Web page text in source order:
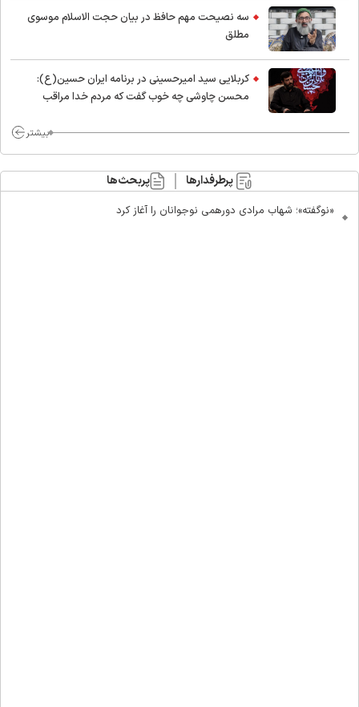
سه نصیحت مهم حافظ در بیان حجت الاسلام موسوی
مطلق
کربلایی سید امیر‌حسینی در برنامه ایران حسین(ع):
محسن چاوشی چه خوب گفت که مردم خدا مراقب
بیشتر
پرطرفدارها پربحث‌ها
«نوگفته»؛ شهاب مرادی دورهمی نوجوانان را آغاز کرد